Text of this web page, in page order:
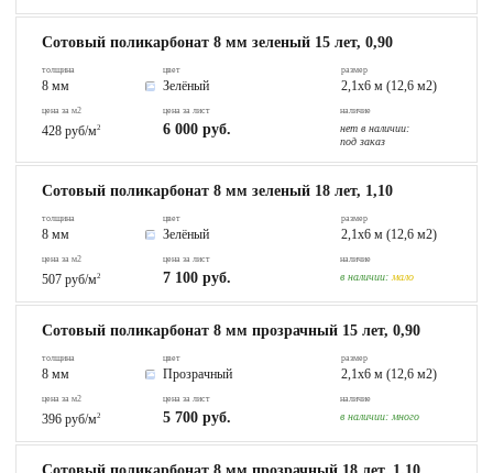
Сотовый поликарбонат 8 мм зеленый 15 лет, 0,90
толщина
8 мм
цвет
Зелёный
размер
2,1х6 м (12,6 м2)
цена за м2
428 руб/м2
цена за лист
6 000 руб.
наличие
нет в наличии:
под заказ
Сотовый поликарбонат 8 мм зеленый 18 лет, 1,10
толщина
8 мм
цвет
Зелёный
размер
2,1х6 м (12,6 м2)
цена за м2
507 руб/м2
цена за лист
7 100 руб.
наличие
в наличии: мало
Сотовый поликарбонат 8 мм прозрачный 15 лет, 0,90
толщина
8 мм
цвет
Прозрачный
размер
2,1х6 м (12,6 м2)
цена за м2
396 руб/м2
цена за лист
5 700 руб.
наличие
в наличии: много